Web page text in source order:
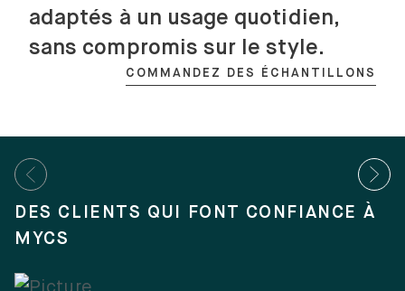
adaptés à un usage quotidien,
sans compromis sur le style.
COMMANDEZ DES ÉCHANTILLONS
DES CLIENTS QUI FONT CONFIANCE À
MYCS